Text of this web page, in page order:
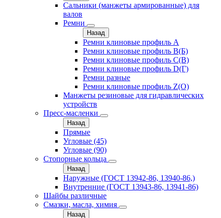
Сальники (манжеты армированные) для
валов
Ремни
Назад
Ремни клиновые профиль A
Ремни клиновые профиль B(Б)
Ремни клиновые профиль C(В)
Ремни клиновые профиль D(Г)
Ремни разные
Ремни клиновые профиль Z(О)
Манжеты резиновые для гидравлических
устройств
Пресс-масленки
Назад
Прямые
Угловые (45)
Угловые (90)
Стопорные кольца
Назад
Наружные (ГОСТ 13942-86, 13940-86,)
Внутренние (ГОСТ 13943-86, 13941-86)
Шайбы различные
Смазки, масла, химия
Назад